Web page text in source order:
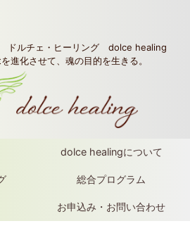
ドルチェ・ヒーリング dolce healing
進化させて、魂の目的を生きる。
dolce healingについて
総合プログラム
お申込み・お問い合わせ